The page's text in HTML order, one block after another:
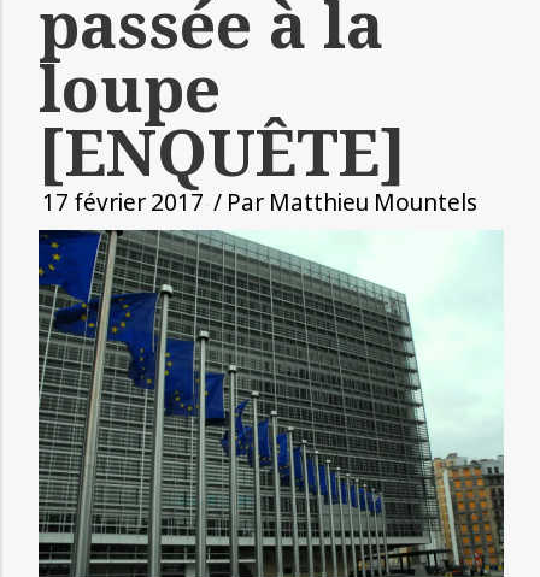
passée à la
loupe
[ENQUÊTE]
17 février 2017 / Par Matthieu Mountels